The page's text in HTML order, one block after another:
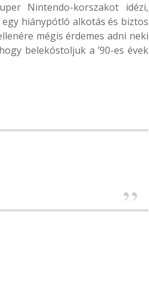
Nintendo-korszakot idézi,
hiánypótló alkotás és biztos
mégis érdemes adni neki
belekóstoljuk a ’90-es évek